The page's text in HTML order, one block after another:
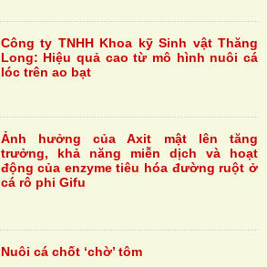
Công ty TNHH Khoa kỹ Sinh vật Thăng
Long: Hiệu quả cao từ mô hình nuôi cá
lóc trên ao bạt
Ảnh hưởng của Axit mật lên tăng
trưởng, khả năng miễn dịch và hoạt
động của enzyme tiêu hóa đường ruột ở
cá rô phi Gifu
Nuôi cá chốt ‘chờ’ tôm